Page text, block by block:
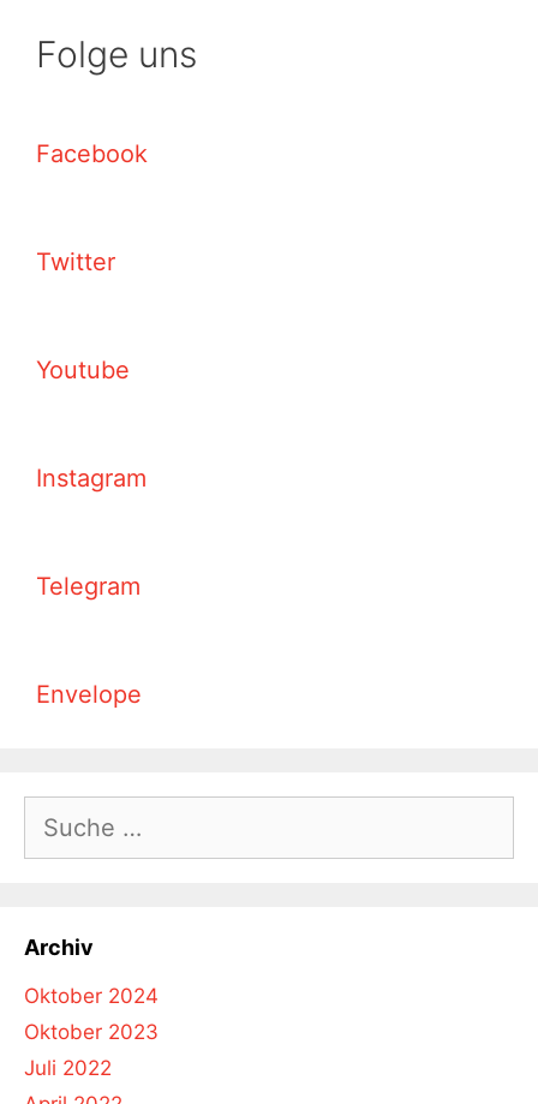
Folge uns
Facebook
Twitter
Youtube
Instagram
Telegram
Envelope
nach:
Archiv
Oktober 2024
Oktober 2023
Juli 2022